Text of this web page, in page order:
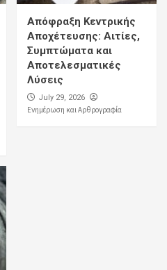
Απόφραξη Κεντρικής
Αποχέτευσης: Αιτίες,
Συμπτώματα και
Αποτελεσματικές
Λύσεις
July 29, 2026
Ενημέρωση και Αρθρογραφία